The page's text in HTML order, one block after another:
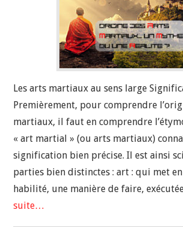
Les arts martiaux au sens large
Premièrement, pour comprendre
martiaux, il faut en comprendre
« art martial » (ou arts martiaux)
signification bien précise. Il est ainsi
parties bien distinctes : art : qui met
habilité, une manière de faire,
suite…